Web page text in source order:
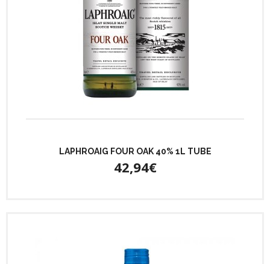
LAPHROAIG FOUR OAK 40% 1L TUBE
42,94€